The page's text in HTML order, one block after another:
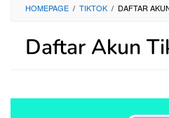
HOMEPAGE / TIKTOK / DAFTAR
Daftar Akun